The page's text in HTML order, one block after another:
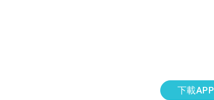
下載APP